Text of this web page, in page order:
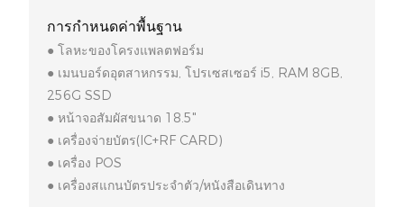
การกำหนดค่าพื้นฐาน
● โลหะของโครงแพลตฟอร์ม
● เมนบอร์ดอุตสาหกรรม, โปรเซสเซอร์ i5, RAM 8GB,
256G SSD
● หน้าจอสัมผัสขนาด 18.5"
● เครื่องจ่ายบัตร(IC+RF CARD)
● เครื่อง POS
● เครื่องสแกนบัตรประจำตัว/หนังสือเดินทาง